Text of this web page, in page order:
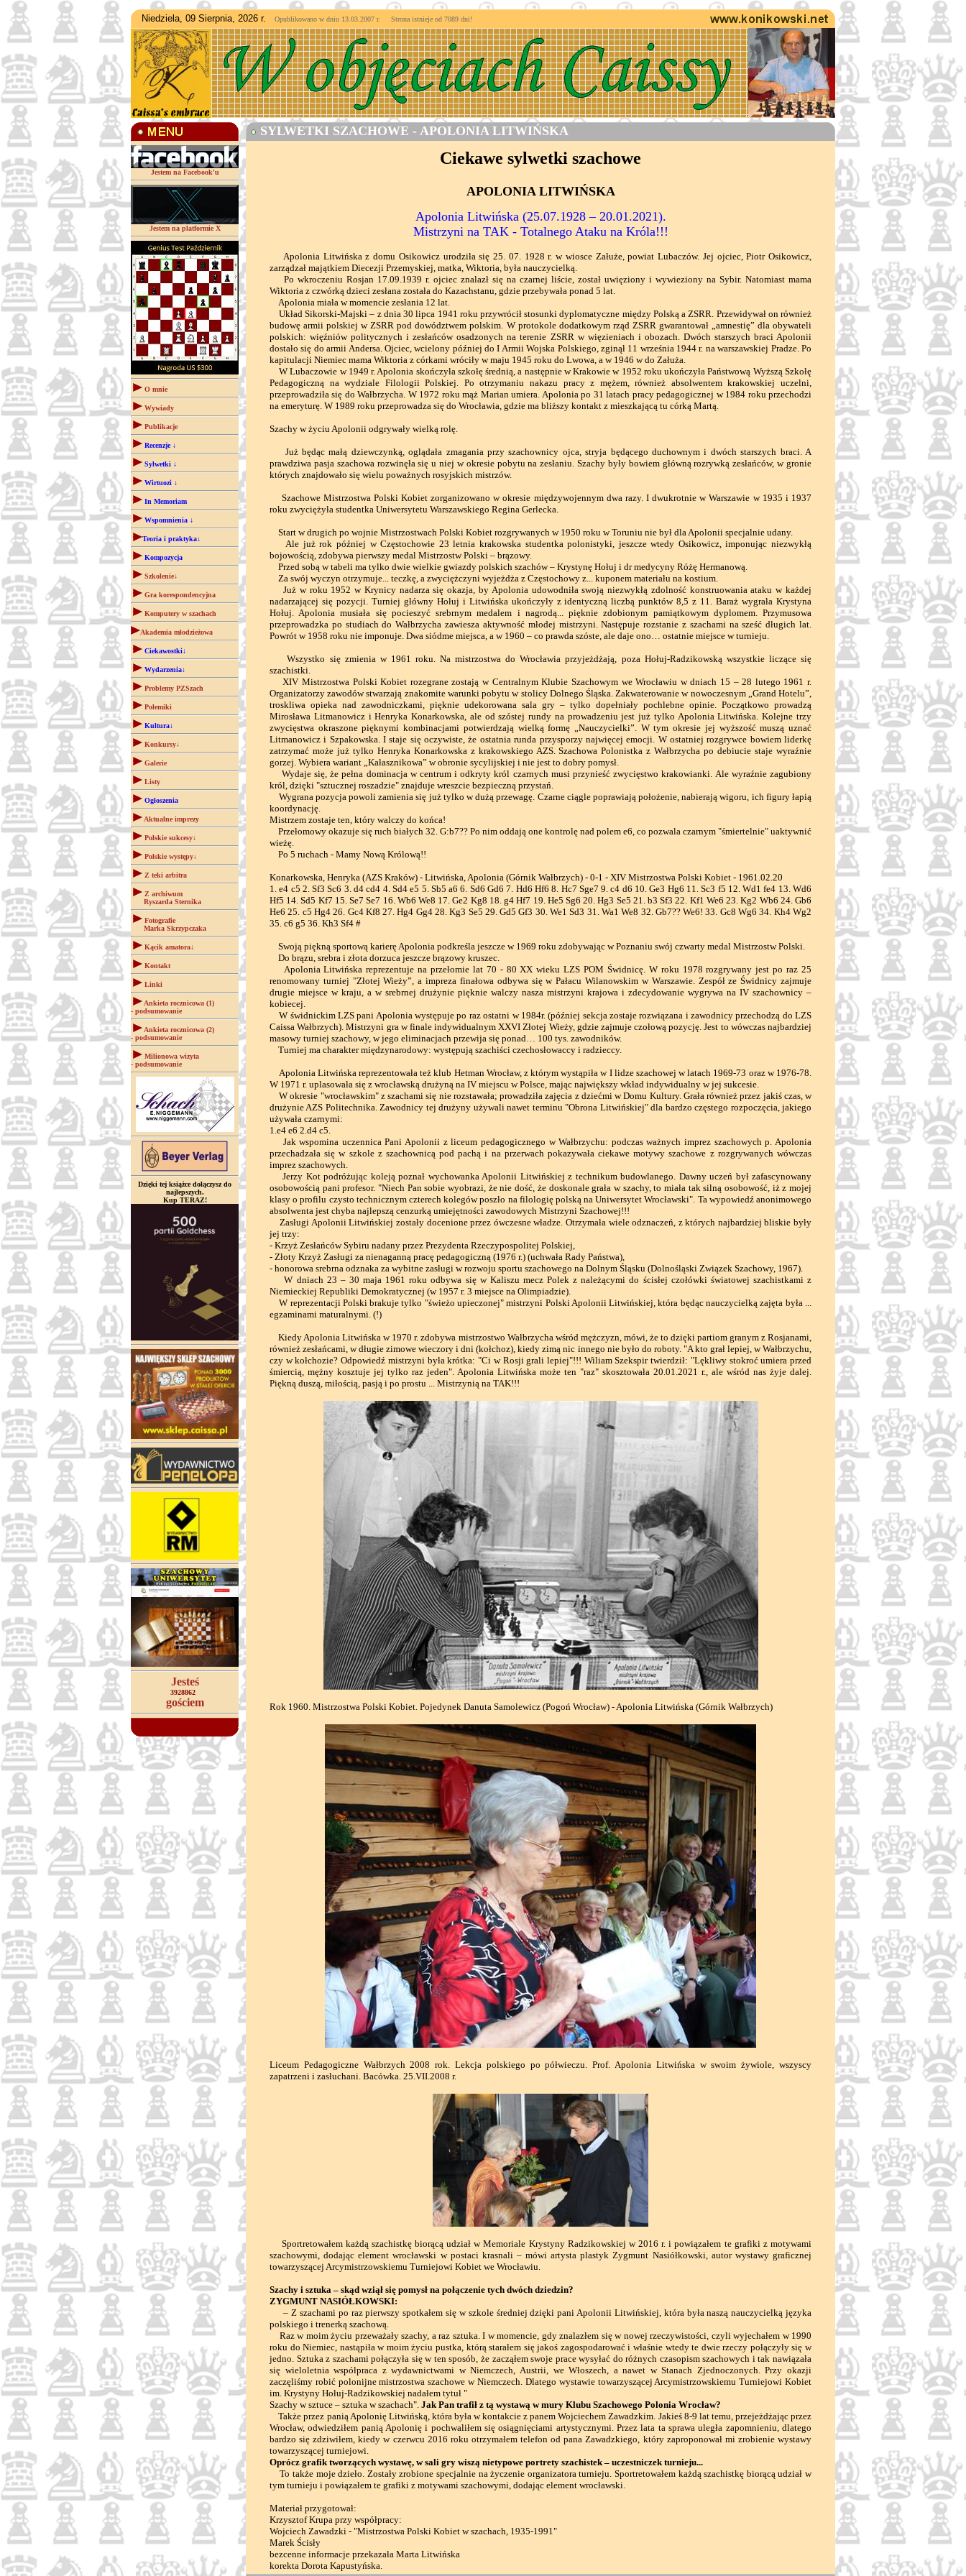
Niedziela, 09 Sierpnia, 2026 r. Opublikowano w dniu 13.03.2007 r. Strona istnieje od 7089 dni!
Jestem na Facebook'u
Jestem na platformie X
O mnie
Wywiady
Publikacje
Recenzje ↓
Sylwetki ↓
Wirtuozi ↓
In Memoriam
Wspomnienia ↓
Teoria i praktyka↓
Kompozycja
Szkolenie↓
Gra korespondencyjna
Komputery w szachach
Akademia młodzieżowa
Ciekawostki↓
Wydarzenia↓
Problemy PZSzach
Polemiki
Kultura↓
Konkursy↓
Galerie
Listy
Ogłoszenia
Aktualne imprezy
Polskie sukcesy↓
Polskie występy↓
Z teki arbitra
Z archiwum
Ryszarda Sternika
Fotografie
Marka Skrzypczaka
Kącik amatora↓
Kontakt
Linki
Ankieta rocznicowa (1)
- podsumowanie
Ankieta rocznicowa (2)
- podsumowanie
Milionowa wizyta
- podsumowanie
Dzięki tej książce dołączysz do
najlepszych.
Kup TERAZ!
Jesteś
3928862
gościem
SYLWETKI SZACHOWE - APOLONIA LITWIŃSKA
Ciekawe sylwetki szachowe
APOLONIA LITWIŃSKA
Apolonia Litwińska (25.07.1928 – 20.01.2021).
Mistrzyni na TAK - Totalnego Ataku na Króla!!!
Apolonia Litwińska z domu Osikowicz urodziła się 25. 07. 1928 r. w wiosce Załuże, powiat Lubaczów. Jej ojciec, Piotr Osikowicz,
zarządzał majątkiem Diecezji Przemyskiej, matka, Wiktoria, była nauczycielką.
Po wkroczeniu Rosjan 17.09.1939 r. ojciec znalazł się na czarnej liście, został uwięziony i wywieziony na Sybir. Natomiast mama
Wiktoria z czwórką dzieci zesłana została do Kazachstanu, gdzie przebywała ponad 5 lat.
Apolonia miała w momencie zesłania 12 lat.
Układ Sikorski-Majski – z dnia 30 lipca 1941 roku przywrócił stosunki dyplomatyczne między Polską a ZSRR. Przewidywał on również
budowę armii polskiej w ZSRR pod dowództwem polskim. W protokole dodatkowym rząd ZSRR gwarantował „amnestię” dla obywateli
polskich: więźniów politycznych i zesłańców osadzonych na terenie ZSRR w więzieniach i obozach. Dwóch starszych braci Apolonii
dostało się do armii Andersa. Ojciec, wcielony później do I Armii Wojska Polskiego, zginął 11 września 1944 r. na warszawskiej Pradze. Po
kapitulacji Niemiec mama Wiktoria z córkami wróciły w maju 1945 roku do Lwowa, a w 1946 w do Załuża.
W Lubaczowie w 1949 r. Apolonia skończyła szkołę średnią, a następnie w Krakowie w 1952 roku ukończyła Państwową Wyższą Szkołę
Pedagogiczną na wydziale Filologii Polskiej. Po otrzymaniu nakazu pracy z mężem, również absolwentem krakowskiej uczelni,
przeprowadziła się do Wałbrzycha. W 1972 roku mąż Marian umiera. Apolonia po 31 latach pracy pedagogicznej w 1984 roku przechodzi
na emeryturę. W 1989 roku przeprowadza się do Wrocławia, gdzie ma bliższy kontakt z mieszkającą tu córką Martą.
Szachy w życiu Apolonii odgrywały wielką rolę.
Już będąc małą dziewczynką, oglądała zmagania przy szachownicy ojca, stryja będącego duchownym i dwóch starszych braci. A
prawdziwa pasja szachowa rozwinęła się u niej w okresie pobytu na zesłaniu. Szachy były bowiem główną rozrywką zesłańców, w gronie
których znajdowało się wielu poważnych rosyjskich mistrzów.
Szachowe Mistrzostwa Polski Kobiet zorganizowano w okresie międzywojennym dwa razy. I dwukrotnie w Warszawie w 1935 i 1937
roku zwyciężyła studentka Uniwersytetu Warszawskiego Regina Gerlecka.
Start w drugich po wojnie Mistrzostwach Polski Kobiet rozgrywanych w 1950 roku w Toruniu nie był dla Apolonii specjalnie udany.
Ale już rok później w Częstochowie 23 letnia krakowska studentka polonistyki, jeszcze wtedy Osikowicz, imponując niezwykłą
bojowością, zdobywa pierwszy medal Mistrzostw Polski – brązowy.
Przed sobą w tabeli ma tylko dwie wielkie gwiazdy polskich szachów – Krystynę Hołuj i dr medycyny Różę Hermanową.
Za swój wyczyn otrzymuje... teczkę, a zwyciężczyni wyjeżdża z Częstochowy z... kuponem materiału na kostium.
Już w roku 1952 w Krynicy nadarza się okazja, by Apolonia udowodniła swoją niezwykłą zdolność konstruowania ataku w każdej
nadarzającej się pozycji. Turniej główny Hołuj i Litwińska ukończyły z identyczną liczbą punktów 8,5 z 11. Baraż wygrała Krystyna
Hołuj. Apolonia musiała się pocieszyć srebrnym medalem i nagrodą... pięknie zdobionym pamiątkowym dyplomem. Przymusowa
przeprowadzka po studiach do Wałbrzycha zawiesza aktywność młodej mistrzyni. Następuje rozstanie z szachami na sześć długich lat.
Powrót w 1958 roku nie imponuje. Dwa siódme miejsca, a w 1960 – co prawda szóste, ale daje ono… ostatnie miejsce w turnieju.
Wszystko się zmienia w 1961 roku. Na mistrzostwa do Wrocławia przyjeżdżają, poza Hołuj-Radzikowską wszystkie liczące się
szachistki.
XIV Mistrzostwa Polski Kobiet rozegrane zostają w Centralnym Klubie Szachowym we Wrocławiu w dniach 15 – 28 lutego 1961 r.
Organizatorzy zawodów stwarzają znakomite warunki pobytu w stolicy Dolnego Śląska. Zakwaterowanie w nowoczesnym „Grand Hotelu”,
troskliwa opieka nad zawodniczkami, pięknie udekorowana sala gry – tylko dopełniały pochlebne opinie. Początkowo prowadzą
Mirosława Litmanowicz i Henryka Konarkowska, ale od szóstej rundy na prowadzeniu jest już tylko Apolonia Litwińska. Kolejne trzy
zwycięstwa okraszone pięknymi kombinacjami potwierdzają wielką formę „Nauczycielki”. W tym okresie jej wyższość muszą uznać
Litmanowicz i Szpakowska. I staje się oczywiste, że ostatnia runda przysporzy najwięcej emocji. W ostatniej rozgrywce bowiem liderkę
zatrzymać może już tylko Henryka Konarkowska z krakowskiego AZS. Szachowa Polonistka z Wałbrzycha po debiucie staje wyraźnie
gorzej. Wybiera wariant „Kałasznikowa” w obronie sycylijskiej i nie jest to dobry pomysł.
Wydaje się, że pełna dominacja w centrum i odkryty król czarnych musi przynieść zwycięstwo krakowianki. Ale wyraźnie zagubiony
król, dzięki "sztucznej roszadzie" znajduje wreszcie bezpieczną przystań.
Wygrana pozycja powoli zamienia się już tylko w dużą przewagę. Czarne ciągle poprawiają położenie, nabierają wigoru, ich figury łapią
koordynację.
Mistrzem zostaje ten, który walczy do końca!
Przełomowy okazuje się ruch białych 32. G:b7?? Po nim oddają one kontrolę nad polem e6, co pozwala czarnym "śmiertelnie" uaktywnić
wieżę.
Po 5 ruchach - Mamy Nową Królową!!
Konarkowska, Henryka (AZS Kraków) - Litwińska, Apolonia (Górnik Wałbrzych) - 0-1 - XIV Mistrzostwa Polski Kobiet - 1961.02.20
1. e4 c5 2. Sf3 Sc6 3. d4 cd4 4. Sd4 e5 5. Sb5 a6 6. Sd6 Gd6 7. Hd6 Hf6 8. Hc7 Sge7 9. c4 d6 10. Ge3 Hg6 11. Sc3 f5 12. Wd1 fe4 13. Wd6
Hf5 14. Sd5 Kf7 15. Se7 Se7 16. Wb6 We8 17. Ge2 Kg8 18. g4 Hf7 19. He5 Sg6 20. Hg3 Se5 21. b3 Sf3 22. Kf1 We6 23. Kg2 Wb6 24. Gb6
He6 25. c5 Hg4 26. Gc4 Kf8 27. Hg4 Gg4 28. Kg3 Se5 29. Gd5 Gf3 30. We1 Sd3 31. Wa1 We8 32. Gb7?? We6! 33. Gc8 Wg6 34. Kh4 Wg2
35. c6 g5 36. Kh3 Sf4 #
Swoją piękną sportową karierę Apolonia podkreśla jeszcze w 1969 roku zdobywając w Poznaniu swój czwarty medal Mistrzostw Polski.
Do brązu, srebra i złota dorzuca jeszcze brązowy kruszec.
Apolonia Litwińska reprezentuje na przełomie lat 70 - 80 XX wieku LZS POM Świdnicę. W roku 1978 rozgrywany jest po raz 25
renomowany turniej "Złotej Wieży”, a impreza finałowa odbywa się w Pałacu Wilanowskim w Warszawie. Zespół ze Świdnicy zajmuje
drugie miejsce w kraju, a w srebrnej drużynie pięknie walczy nasza mistrzyni krajowa i zdecydowanie wygrywa na IV szachownicy –
kobiecej.
W świdnickim LZS pani Apolonia występuje po raz ostatni w 1984r. (później sekcja zostaje rozwiązana i zawodnicy przechodzą do LZS
Caissa Wałbrzych). Mistrzyni gra w finale indywidualnym XXVI Złotej Wieży, gdzie zajmuje czołową pozycję. Jest to wówczas najbardziej
masowy turniej szachowy, w jego eliminacjach przewija się ponad… 100 tys. zawodników.
Turniej ma charakter międzynarodowy: występują szachiści czechosłowaccy i radzieccy.
Apolonia Litwińska reprezentowała też klub Hetman Wrocław, z którym wystąpiła w I lidze szachowej w latach 1969-73 oraz w 1976-78.
W 1971 r. uplasowała się z wrocławską drużyną na IV miejscu w Polsce, mając największy wkład indywidualny w jej sukcesie.
W okresie "wrocławskim" z szachami się nie rozstawała; prowadziła zajęcia z dziećmi w Domu Kultury. Grała również przez jakiś czas, w
drużynie AZS Politechnika. Zawodnicy tej drużyny używali nawet terminu "Obrona Litwińskiej" dla bardzo częstego rozpoczęcia, jakiego
używała czarnymi:
1.e4 e6 2.d4 c5.
Jak wspomina uczennica Pani Apolonii z liceum pedagogicznego w Wałbrzychu: podczas ważnych imprez szachowych p. Apolonia
przechadzała się w szkole z szachownicą pod pachą i na przerwach pokazywała ciekawe motywy szachowe z rozgrywanych wówczas
imprez szachowych.
Jerzy Kot podróżując koleją poznał wychowanka Apolonii Litwińskiej z technikum budowlanego. Dawny uczeń był zafascynowany
osobowością pani profesor. "Niech Pan sobie wyobrazi, że nie dość, że doskonale grała w szachy, to miała tak silną osobowość, iż z mojej
klasy o profilu czysto technicznym czterech kolegów poszło na filologię polską na Uniwersytet Wrocławski". Ta wypowiedź anonimowego
absolwenta jest chyba najlepszą cenzurką umiejętności zawodowych Mistrzyni Szachowej!!!
Zasługi Apolonii Litwińskiej zostały docenione przez ówczesne władze. Otrzymała wiele odznaczeń, z których najbardziej bliskie były
jej trzy:
- Krzyż Zesłańców Sybiru nadany przez Prezydenta Rzeczypospolitej Polskiej,
- Złoty Krzyż Zasługi za nienaganną pracę pedagogiczną (1976 r.) (uchwała Rady Państwa),
- honorowa srebrna odznaka za wybitne zasługi w rozwoju sportu szachowego na Dolnym Śląsku (Dolnośląski Związek Szachowy, 1967).
W dniach 23 – 30 maja 1961 roku odbywa się w Kaliszu mecz Polek z należącymi do ścisłej czołówki światowej szachistkami z
Niemieckiej Republiki Demokratycznej (w 1957 r. 3 miejsce na Olimpiadzie).
W reprezentacji Polski brakuje tylko "świeżo upieczonej" mistrzyni Polski Apolonii Litwińskiej, która będąc nauczycielką zajęta była ...
egzaminami maturalnymi. (!)
Kiedy Apolonia Litwińska w 1970 r. zdobywa mistrzostwo Wałbrzycha wśród mężczyzn, mówi, że to dzięki partiom granym z Rosjanami,
również zesłańcami, w długie zimowe wieczory i dni (kołchoz), kiedy zimą nic innego nie było do roboty. "A kto grał lepiej, w Wałbrzychu,
czy w kołchozie? Odpowiedź mistrzyni była krótka: "Ci w Rosji grali lepiej"!!! Wiliam Szekspir twierdził: "Lękliwy stokroć umiera przed
śmiercią, mężny kosztuje jej tylko raz jeden". Apolonia Litwińska może ten "raz" skosztowała 20.01.2021 r., ale wśród nas żyje dalej.
Piękną duszą, miłością, pasją i po prostu ... Mistrzynią na TAK!!!
Rok 1960. Mistrzostwa Polski Kobiet. Pojedynek Danuta Samolewicz (Pogoń Wrocław) - Apolonia Litwińska (Górnik Wałbrzych)
Liceum Pedagogiczne Wałbrzych 2008 rok. Lekcja polskiego po półwieczu. Prof. Apolonia Litwińska w swoim żywiole, wszyscy
zapatrzeni i zasłuchani. Bacówka. 25.VII.2008 r.
Sportretowałem każdą szachistkę biorącą udział w Memoriale Krystyny Radzikowskiej w 2016 r. i powiązałem te grafiki z motywami
szachowymi, dodając element wrocławski w postaci krasnali – mówi artysta plastyk Zygmunt Nasiółkowski, autor wystawy graficznej
towarzyszącej Arcymistrzowskiemu Turniejowi Kobiet we Wrocławiu.
Szachy i sztuka – skąd wziął się pomysł na połączenie tych dwóch dziedzin?
ZYGMUNT NASIÓŁKOWSKI:
– Z szachami po raz pierwszy spotkałem się w szkole średniej dzięki pani Apolonii Litwińskiej, która była naszą nauczycielką języka
polskiego i trenerką szachową.
Raz w moim życiu przeważały szachy, a raz sztuka. I w momencie, gdy znalazłem się w nowej rzeczywistości, czyli wyjechałem w 1990
roku do Niemiec, nastąpiła w moim życiu pustka, którą starałem się jakoś zagospodarować i właśnie wtedy te dwie rzeczy połączyły się w
jedno. Sztuka z szachami połączyła się w ten sposób, że zacząłem swoje prace wysyłać do różnych czasopism szachowych i tak nawiązała
się wieloletnia współpraca z wydawnictwami w Niemczech, Austrii, we Włoszech, a nawet w Stanach Zjednoczonych. Przy okazji
zaczęliśmy robić polonijne mistrzostwa szachowe w Niemczech. Dlatego wystawie towarzyszącej Arcymistrzowskiemu Turniejowi Kobiet
im. Krystyny Hołuj-Radzikowskiej nadałem tytuł "
Szachy w sztuce – sztuka w szachach". Jak Pan trafił z tą wystawą w mury Klubu Szachowego Polonia Wrocław?
Także przez panią Apolonię Litwińską, która była w kontakcie z panem Wojciechem Zawadzkim. Jakieś 8-9 lat temu, przejeżdżając przez
Wrocław, odwiedziłem panią Apolonię i pochwaliłem się osiągnięciami artystycznymi. Przez lata ta sprawa uległa zapomnieniu, dlatego
bardzo się zdziwiłem, kiedy w czerwcu 2016 roku otrzymałem telefon od pana Zawadzkiego, który zaproponował mi zrobienie wystawy
towarzyszącej turniejowi.
Oprócz grafik tworzących wystawę, w sali gry wiszą nietypowe portrety szachistek – uczestniczek turnieju...
To także moje dzieło. Zostały zrobione specjalnie na życzenie organizatora turnieju. Sportretowałem każdą szachistkę biorącą udział w
tym turnieju i powiązałem te grafiki z motywami szachowymi, dodając element wrocławski.
Materiał przygotował:
Krzysztof Krupa przy współpracy:
Wojciech Zawadzki - "Mistrzostwa Polski Kobiet w szachach, 1935-1991"
Marek Ścisły
bezcenne informacje przekazała Marta Litwińska
korekta Dorota Kapustyńska.